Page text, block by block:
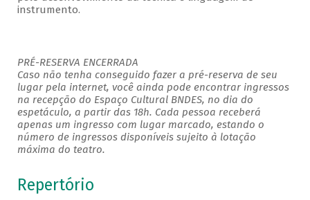
instrumento.
PRÉ-RESERVA ENCERRADA
Caso não tenha conseguido fazer a pré-reserva de seu
lugar pela internet, você ainda pode encontrar ingressos
na recepção do Espaço Cultural BNDES, no dia do
espetáculo, a partir das 18h. Cada pessoa receberá
apenas um ingresso com lugar marcado, estando o
número de ingressos disponíveis sujeito à lotação
máxima do teatro.
Repertório